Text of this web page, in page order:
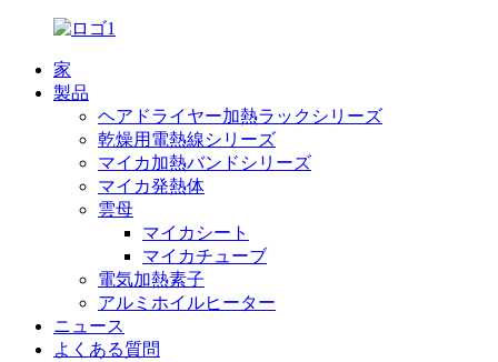
家
製品
ヘアドライヤー加熱ラックシリーズ
乾燥用電熱線シリーズ
マイカ加熱バンドシリーズ
マイカ発熱体
雲母
マイカシート
マイカチューブ
電気加熱素子
アルミホイルヒーター
ニュース
よくある質問